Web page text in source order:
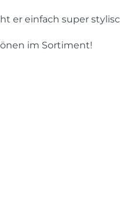
er einfach super
im Sortiment!